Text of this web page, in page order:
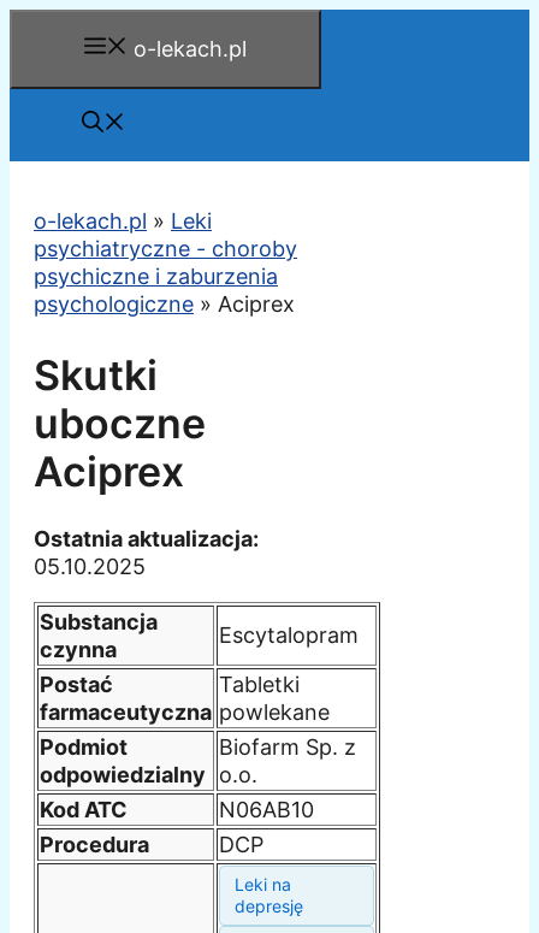
o-lekach.pl
o-lekach.pl » Leki
psychiatryczne - choroby
psychiczne i zaburzenia
psychologiczne » Aciprex
Skutki
uboczne
Aciprex
Ostatnia aktualizacja:
05.10.2025
Substancja
czynna
Escytalopram
Postać
farmaceutyczna
Tabletki
powlekane
Podmiot
odpowiedzialny
Biofarm Sp. z
o.o.
Kod ATC
N06AB10
Procedura
DCP
Leki na
depresję